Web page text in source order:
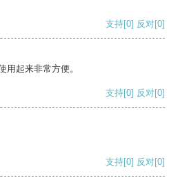
支持[0] 反对[0]
用起来非常方便。
支持[0] 反对[0]
支持[0] 反对[0]